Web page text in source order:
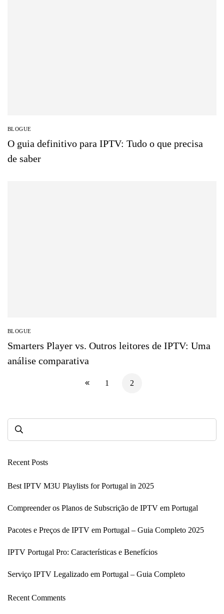
BLOGUE
O guia definitivo para IPTV: Tudo o que precisa
de saber
BLOGUE
Smarters Player vs. Outros leitores de IPTV: Uma
análise comparativa
1 2
Recent Posts
Best IPTV M3U Playlists for Portugal in 2025
Compreender os Planos de Subscrição de IPTV em Portugal
Pacotes e Preços de IPTV em Portugal – Guia Completo 2025
IPTV Portugal Pro: Características e Benefícios
Serviço IPTV Legalizado em Portugal – Guia Completo
Recent Comments